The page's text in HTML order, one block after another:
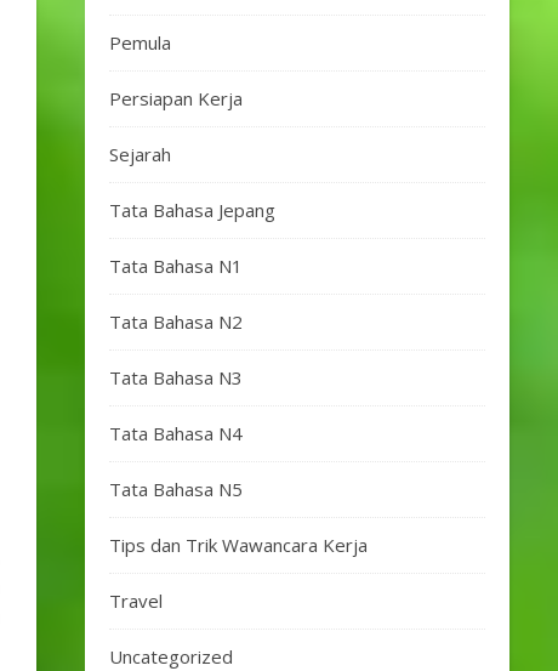
Pemula
Persiapan Kerja
Sejarah
Tata Bahasa Jepang
Tata Bahasa N1
Tata Bahasa N2
Tata Bahasa N3
Tata Bahasa N4
Tata Bahasa N5
Tips dan Trik Wawancara Kerja
Travel
Uncategorized